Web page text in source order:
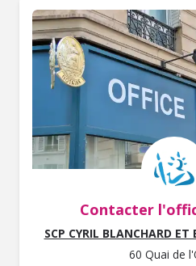
Contacter
SCP CYRIL BLANCHARD ET
60 Quai de